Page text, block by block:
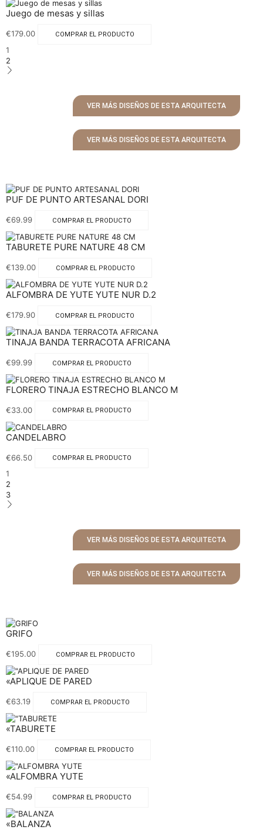
Juego de mesas y sillas
€179.00 COMPRAR EL PRODUCTO
1
2
VER MÁS DISEÑOS DE ESTA ARQUITECTA
VER MÁS DISEÑOS DE ESTA ARQUITECTA
PUF DE PUNTO ARTESANAL DORI
€69.99 COMPRAR EL PRODUCTO
TABURETE PURE NATURE 48 CM
€139.00 COMPRAR EL PRODUCTO
ALFOMBRA DE YUTE YUTE NUR D.2
€179.90 COMPRAR EL PRODUCTO
TINAJA BANDA TERRACOTA AFRICANA
€99.99 COMPRAR EL PRODUCTO
FLORERO TINAJA ESTRECHO BLANCO M
€33.00 COMPRAR EL PRODUCTO
CANDELABRO
€66.50 COMPRAR EL PRODUCTO
1
2
3
VER MÁS DISEÑOS DE ESTA ARQUITECTA
VER MÁS DISEÑOS DE ESTA ARQUITECTA
GRIFO
€195.00 COMPRAR EL PRODUCTO
«APLIQUE DE PARED
€63.19 COMPRAR EL PRODUCTO
«TABURETE
€110.00 COMPRAR EL PRODUCTO
«ALFOMBRA YUTE
€54.99 COMPRAR EL PRODUCTO
«BALANZA